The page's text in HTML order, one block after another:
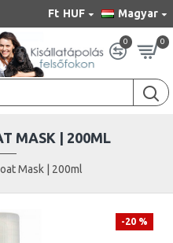
Ft HUF Magyar
0 0
Mask | 200ml
MASK | 200ML
-20 %